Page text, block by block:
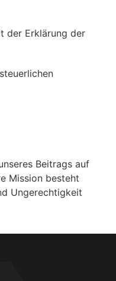
der Erklärung der
Beitrags auf
Mission besteht
Ungerechtigkeit